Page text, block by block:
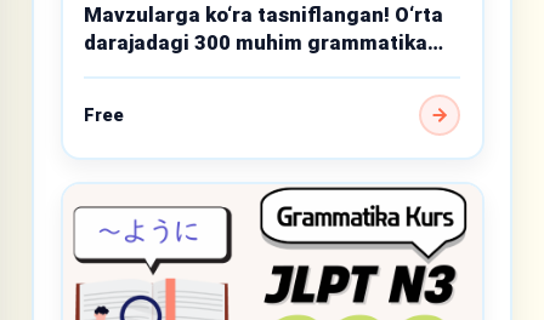
Mavzularga ko‘ra tasniflangan! O‘rta
darajadagi 300 muhim grammatika
Free